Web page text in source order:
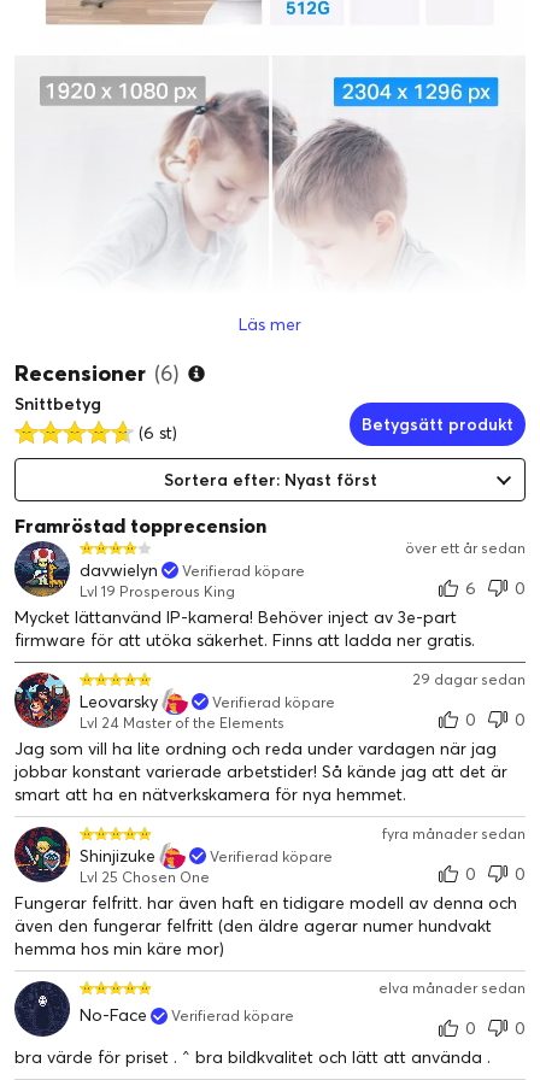
Läs mer
Recensioner (6)
Snittbetyg
(6 st)
Betygsätt produkt
Sortera efter: Nyast först
Framröstad topprecension
över ett år sedan
davwielyn
Verifierad köpare
Lvl 19 Prosperous King
6
0
Mycket lättanvänd IP-kamera! Behöver inject av 3e-part
firmware för att utöka säkerhet. Finns att ladda ner gratis.
29 dagar sedan
Leovarsky
Verifierad köpare
Lvl 24 Master of the Elements
0
0
Jag som vill ha lite ordning och reda under vardagen när jag
jobbar konstant varierade arbetstider! Så kände jag att det är
smart att ha en nätverkskamera för nya hemmet.
fyra månader sedan
Shinjizuke
Verifierad köpare
Lvl 25 Chosen One
0
0
Fungerar felfritt. har även haft en tidigare modell av denna och
även den fungerar felfritt (den äldre agerar numer hundvakt
hemma hos min käre mor)
elva månader sedan
No-Face Verifierad köpare
0
0
bra värde för priset . ^ bra bildkvalitet och lätt att använda .